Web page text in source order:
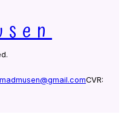
CVR: